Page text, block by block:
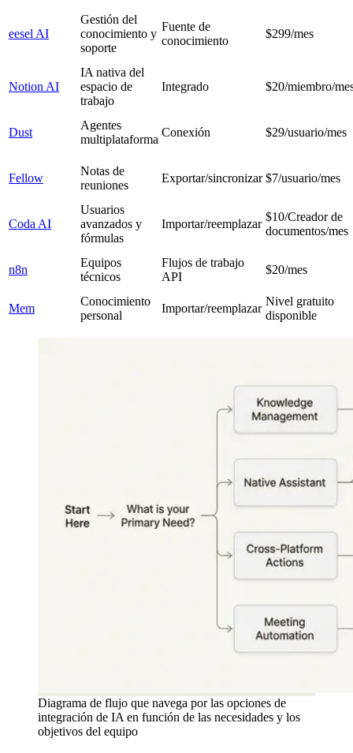
eesel AI
Gestión del
conocimiento y
soporte
Fuente de
conocimiento
$299/mes
Notion AI
IA nativa del
espacio de
trabajo
Integrado $20/miembro/
Dust
Agentes
multiplataforma
Conexión $29/usuario/mes
Fellow
Notas de
reuniones
Exportar/sincronizar $7/usuario/mes
Coda AI
Usuarios
avanzados y
fórmulas
Importar/reemplazar
$10/Creador de
documentos/mes
n8n
Equipos
técnicos
Flujos de trabajo
API
$20/mes
Mem
Conocimiento
personal
Importar/reemplazar
Nivel gratuito
disponible
Diagrama de flujo que navega por las opciones de
integración de IA en función de las necesidades y los
objetivos del equipo